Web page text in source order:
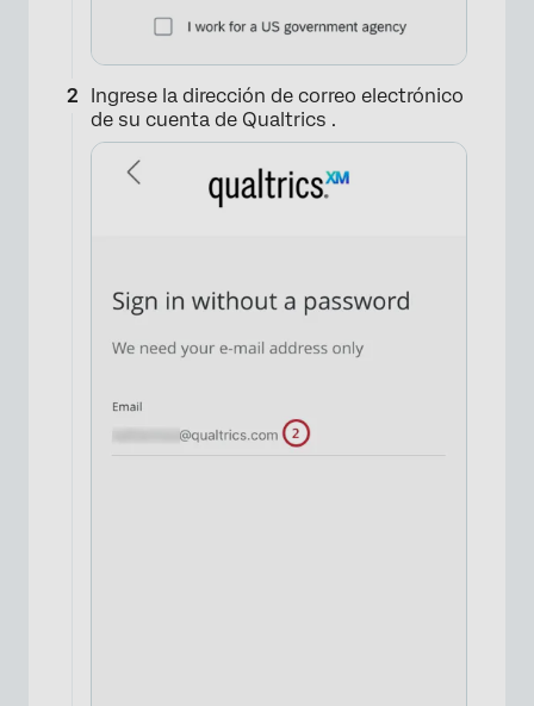
Ingrese la dirección de correo electrónico
de su cuenta de Qualtrics .